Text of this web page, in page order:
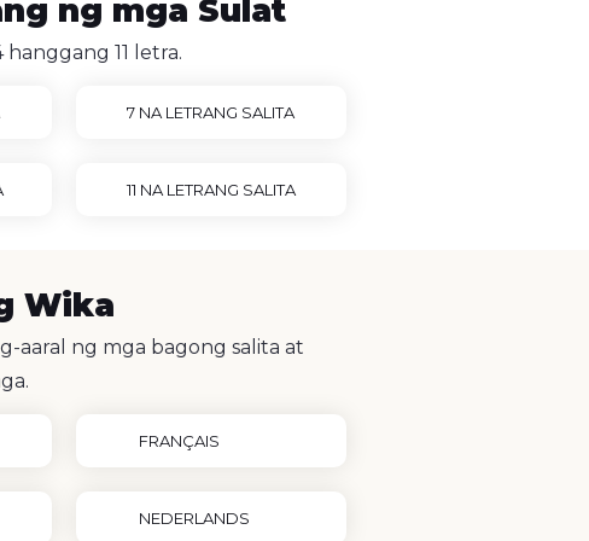
ng mga Sulat
11 letra.
7 NA LETRANG SALITA
11 NA LETRANG SALITA
Wika
aaral ng mga bagong salita at
FRANÇAIS
NEDERLANDS